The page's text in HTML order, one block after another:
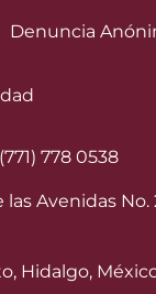
Denuncia
778 0538
Avenidas No.
Hidalgo,